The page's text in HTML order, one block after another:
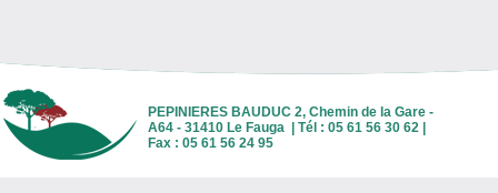
PEPINIERES BAUDUC 2, Chemin de la Gare -
A64 - 31410 Le Fauga | Tél : 05 61 56 30 62 |
Fax : 05 61 56 24 95